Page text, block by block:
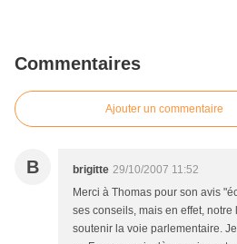
Commentaires
Ajouter un commentaire
B brigitte 29/10/2007 11:52
Merci à Thomas pour son avis
ses conseils, mais en effet, notre
soutenir la voie parlementaire.